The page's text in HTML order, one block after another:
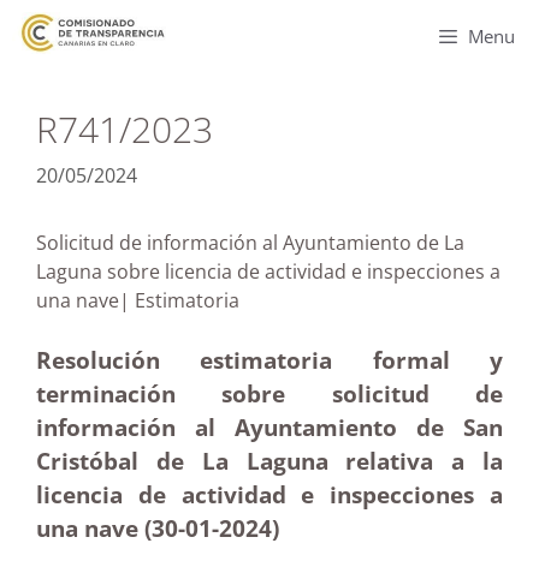
Menu
R741/2023
20/05/2024
Solicitud de información al Ayuntamiento de La
Laguna sobre licencia de actividad e inspecciones a
una nave| Estimatoria
Resolución estimatoria formal y
terminación sobre solicitud de
información al Ayuntamiento de San
Cristóbal de La Laguna relativa a la
licencia de actividad e inspecciones a
una nave (30-01-2024)